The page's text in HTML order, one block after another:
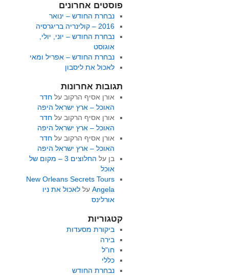
פוסטים אחרונים
נבחרת החודש – ינואר
2016 – קולינריה בריגרסיה
נבחרת החודש – יוני, יולי,
אוגוסט
נבחרת החודש – אפריל ומאי
לאכול את ליסבון
תגובות אחרונות
אורן אסיף הרקוב על חדר
האוכל – ארץ ישראל היפה
אורן אסיף הרקוב על חדר
האוכל – ארץ ישראל היפה
אורן אסיף הרקוב על חדר
האוכל – ארץ ישראל היפה
בן על
החלוצים 3 – מקום של
אוכל
New Orleans Secrets Tours
Angelaעל לאכול את ניו
אורלינס
קטגוריות
ביקורת מסעדות
בירה
חו"ל
כללי
נבחרת החודש